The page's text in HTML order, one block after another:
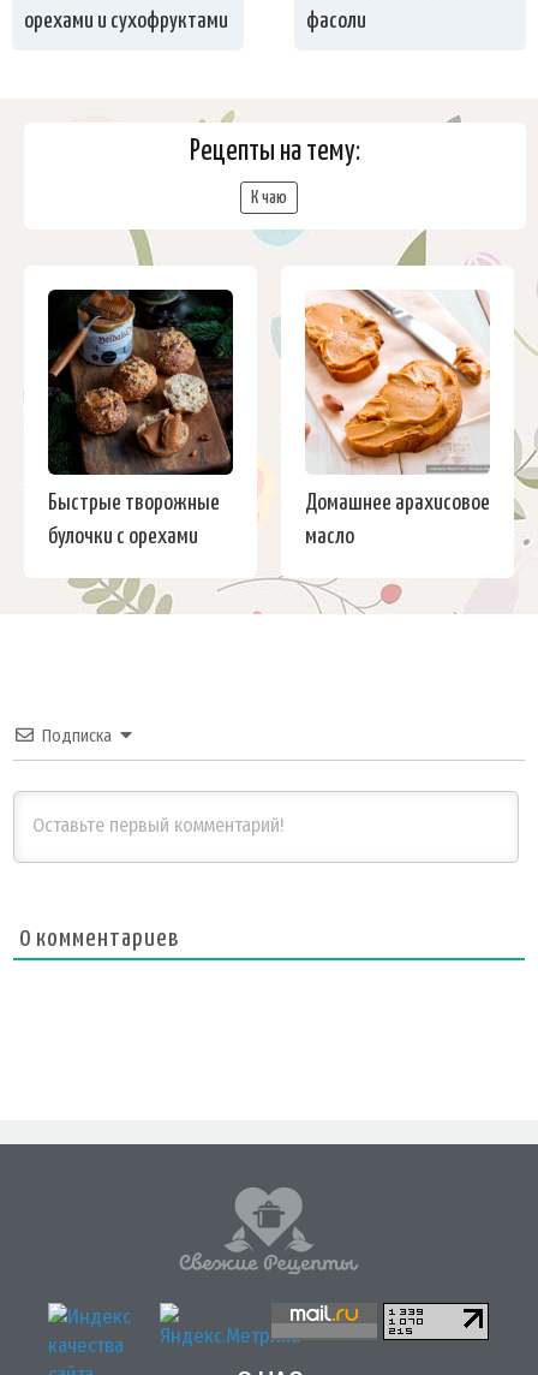
орехами и сухофруктами
фасоли
Рецепты на тему:
К чаю
Быстрые творожные
булочки с орехами
Домашнее арахисовое
масло
Подписка
0 комментариев